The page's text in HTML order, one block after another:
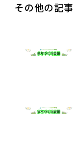
その他の記事